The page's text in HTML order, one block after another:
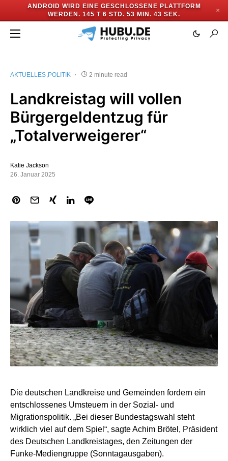
ANDROID WIRD EINE GESCHLOSSENE PLATTFORM
WERDEN. 145 T 6 STD. 53 MIN. 42 SEK.
✕
AKTUELLES POLITIK 2 minute read
Landkreistag will vollen
Bürgergeldentzug für
„Totalverweigerer“
Katie Jackson
26. Januar 2025
Die deutschen Landkreise und Gemeinden fordern ein
entschlossenes Umsteuern in der Sozial- und
Migrationspolitik. „Bei dieser Bundestagswahl steht
wirklich viel auf dem Spiel“, sagte Achim Brötel, Präsident
des Deutschen Landkreistages, den Zeitungen der
Funke-Mediengruppe (Sonntagausgaben).